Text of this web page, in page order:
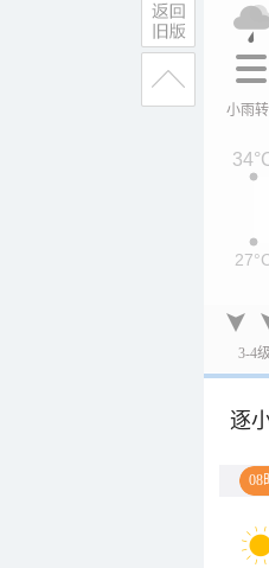
小雨
3-4级
逐
08